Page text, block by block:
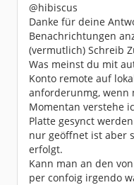
@hibiscus
Danke für deine
Benachrichtungen
(vermutlich) Schreib
Was meinst du mit
Konto remote auf
anforderunmg, wenn
Momentan verstehe
Platte gesynct
nur geöffnet ist aber
erfolgt.
Kann man an den
per confoig irgendo